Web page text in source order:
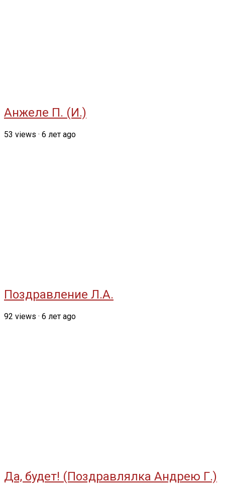
Анжеле П. (И.)
53 views · 6 лет ago
Поздравление Л.А.
92 views · 6 лет ago
Да, будет! (Поздравлялка Андрею Г.)